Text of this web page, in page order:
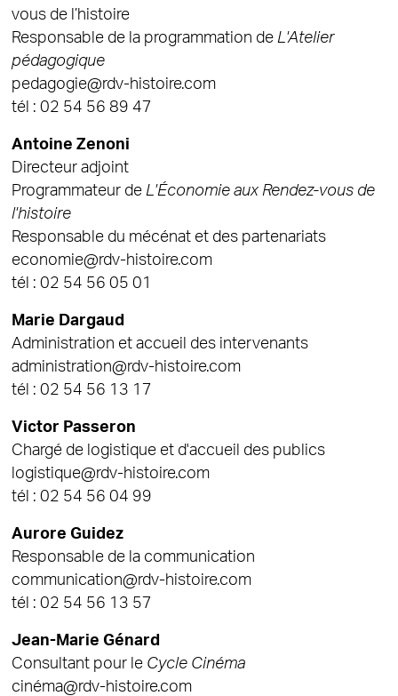
vous de l’histoire
Responsable de la programmation de L'Atelier
pédagogique
pedagogie@rdv-histoire.com
tél : 02 54 56 89 47
Antoine Zenoni
Directeur adjoint
Programmateur de L'Économie aux Rendez-vous de
l'histoire
Responsable du mécénat et des partenariats
economie@rdv-histoire.com
tél : 02 54 56 05 01
Marie Dargaud
Administration et accueil des intervenants
administration@rdv-histoire.com
tél : 02 54 56 13 17
Victor Passeron
Chargé de logistique et d'accueil des publics
logistique@rdv-histoire.com
tél : 02 54 56 04 99
Aurore Guidez
Responsable de la communication
communication@rdv-histoire.com
tél : 02 54 56 13 57
Jean-Marie Génard
Consultant pour le Cycle Cinéma
cinéma@rdv-histoire.com